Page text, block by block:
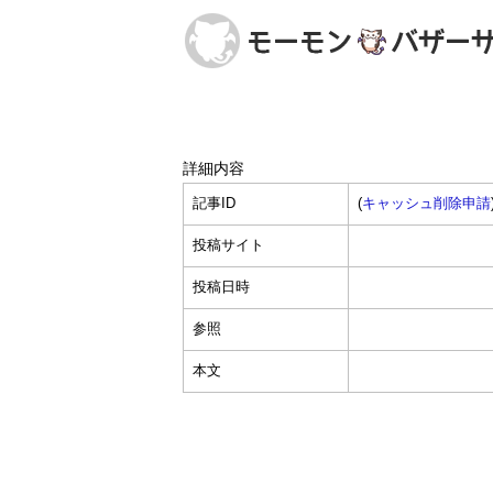
詳細内容
記事ID (キャッシュ削除申請
投稿サイト
投稿日時
参照
本文